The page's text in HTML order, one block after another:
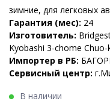
зимние, для легковых
Гарантия (мес): 24
Изготовитель:
Kyobashi 3-chome
Импортер в РБ:
Сервисный центр:
В наличии